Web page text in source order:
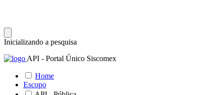
Inicializando a pesquisa
API - Portal Único Siscomex
Home
Escopo